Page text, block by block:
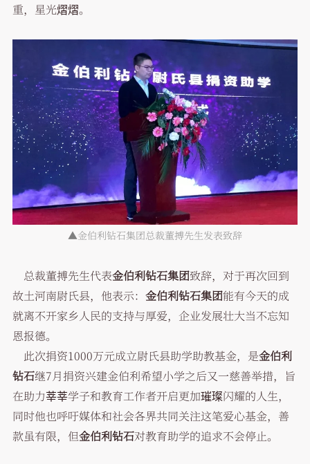
重，星光熠熠。
▲金伯利钻石集团总裁董搏先生发表致辞
总裁董搏先生代表金伯利钻石集团致辞，对于再次回到
故土河南尉氏县，他表示： 金伯利钻石集团能有今天的成
就离不开家乡人民的支持与厚爱，企业发展壮大当不忘知
恩报德。
此次捐资1000万元成立尉氏县助学助教基金，是金伯利
钻石继7月捐资兴建金伯利希望小学之后又一慈善举措，旨
在助力莘莘学子和教育工作者开启更加璀璨闪耀的人生，
同时他也呼吁媒体和社会各界共同关注这笔爱心基金，善
款虽有限，但金伯利钻石对教育助学的追求不会停止。